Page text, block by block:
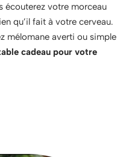
écouterez votre morceau
qu’il fait à votre cerveau.
mélomane averti ou simple
cadeau pour votre